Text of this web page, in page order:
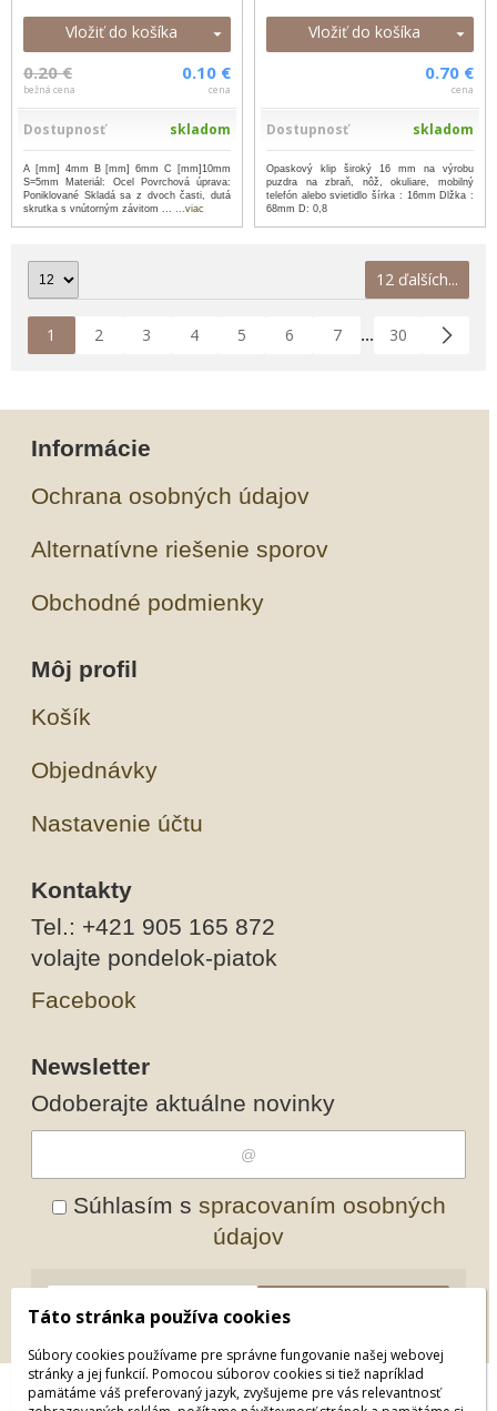
Vložiť do košíka
0.20 €
bežná cena
0.10 €
cena
Dostupnosť skladom
A [mm] 4mm B [mm] 6mm C [mm]10mm
S=5mm Materiál: Ocel Povrchová úprava:
Poniklované Skladá sa z dvoch časti, dutá
skrutka s vnútorným závitom ...
...viac
Vložiť do košíka
0.70 €
cena
Dostupnosť skladom
Opaskový klip široký 16 mm na výrobu
puzdra na zbraň, nôž, okuliare, mobilný
telefón alebo svietidlo šírka : 16mm Dlžka :
68mm D: 0,8
12 ďalších...
1 2 3 4 5 6 7 ... 30
Informácie
Ochrana osobných údajov
Alternatívne riešenie sporov
Obchodné podmienky
Môj profil
Košík
Objednávky
Nastavenie účtu
Kontakty
Tel.: +421 905 165 872
volajte pondelok-piatok
Facebook
Newsletter
Odoberajte aktuálne novinky
Súhlasím s spracovaním osobných
údajov
© 2026 WEXBO |www.wexbo.com
Táto stránka používa cookies
Súbory cookies používame pre správne fungovanie našej webovej
stránky a jej funkcií. Pomocou súborov cookies si tiež napríklad
pamätáme váš preferovaný jazyk, zvyšujeme pre vás relevantnosť